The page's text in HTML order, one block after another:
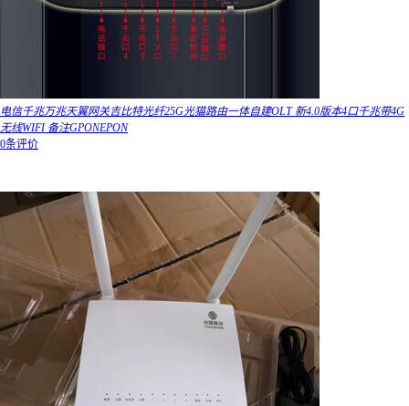
电信千兆万兆天翼网关吉比特光纤25G光猫路由一体自建OLT 新4.0版本4口千兆带4G
无线WIFI 备注GPONEPON
0条评价